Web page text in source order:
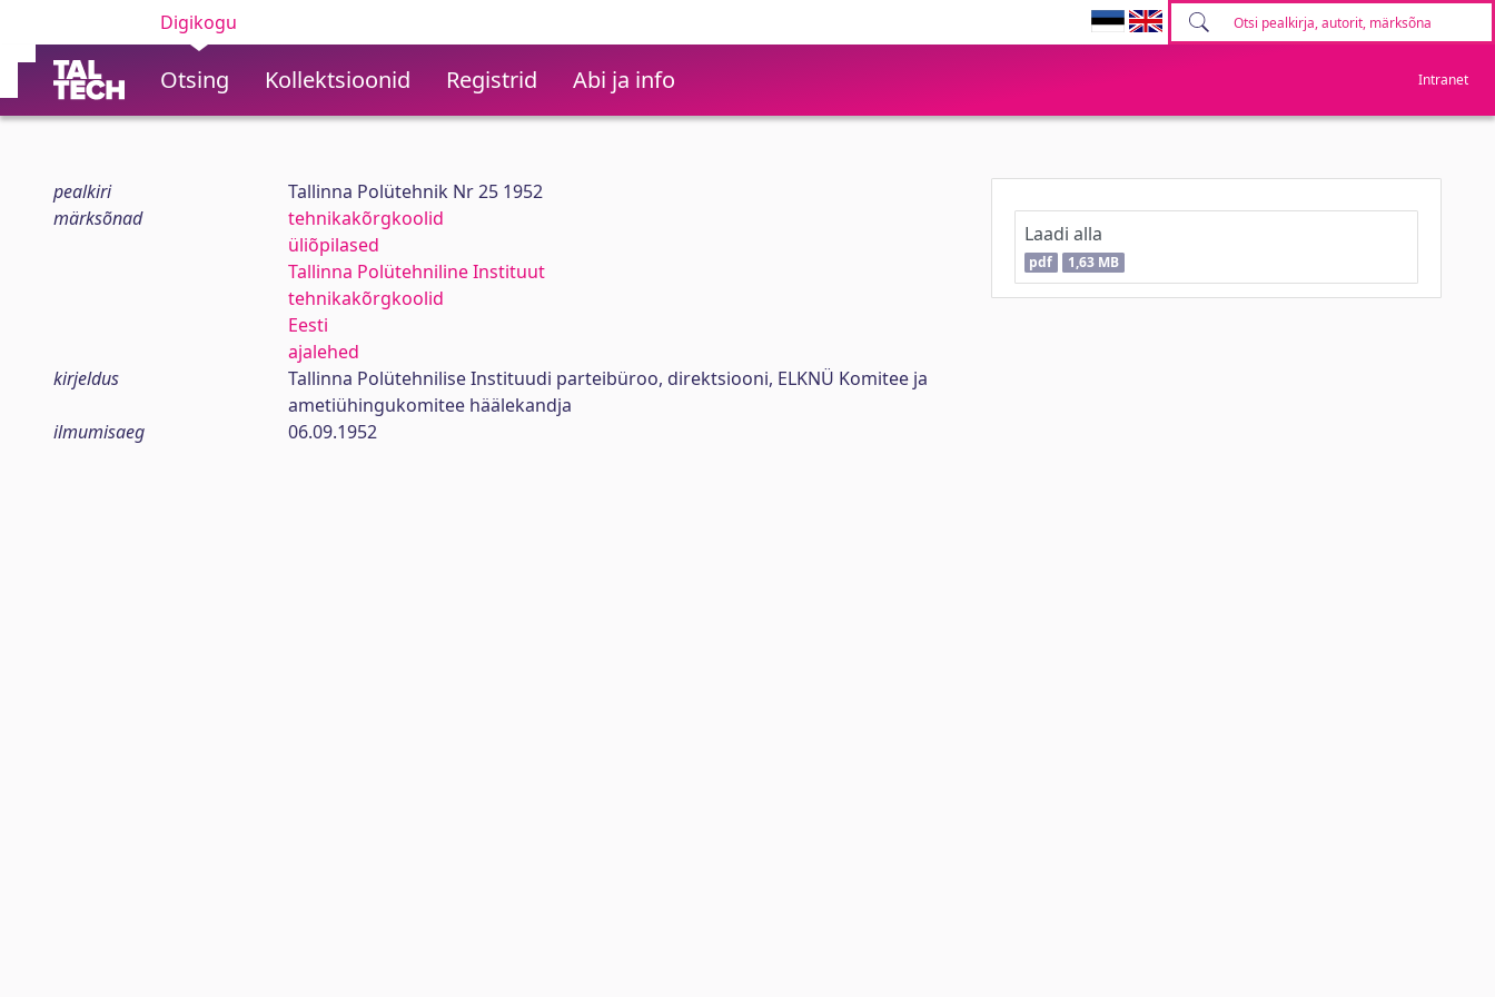
Digikogu
Otsing Kollektsioonid Registrid Abi ja info Intranet
pealkiri
Tallinna Polütehnik Nr 25 1952
märksõnad
tehnikakõrgkoolid
üliõpilased
Tallinna Polütehniline Instituut
tehnikakõrgkoolid
Eesti
ajalehed
kirjeldus
Tallinna Polütehnilise Instituudi parteibüroo, direktsiooni, ELKNÜ Komitee ja
ametiühingukomitee häälekandja
ilmumisaeg
06.09.1952
Laadi alla
pdf 1,63 MB